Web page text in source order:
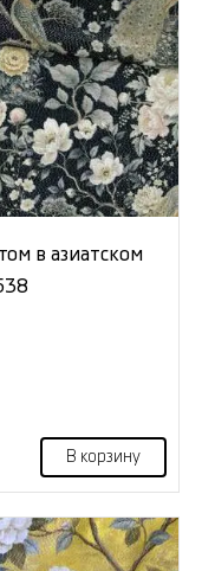
в азиатском
В корзину